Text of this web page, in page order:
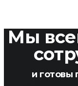
Мы
и готовы